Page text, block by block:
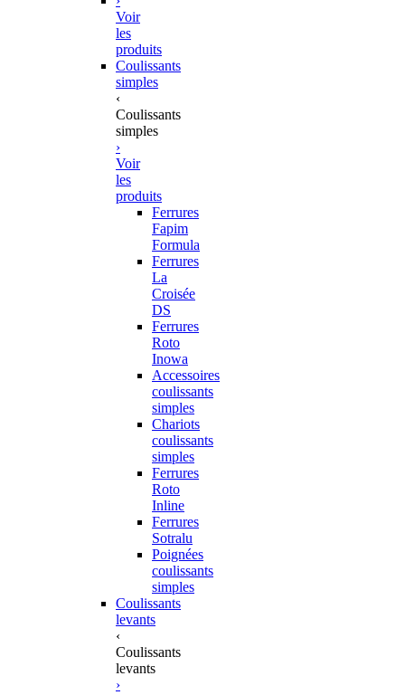
Voir
les
produits
Coulissants
simples
‹
Coulissants
simples
›
Voir
les
produits
Ferrures
Fapim
Formula
Ferrures
La
Croisée
DS
Ferrures
Roto
Inowa
Accessoires
coulissants
simples
Chariots
coulissants
simples
Ferrures
Roto
Inline
Ferrures
Sotralu
Poignées
coulissants
simples
Coulissants
levants
‹
Coulissants
levants
›